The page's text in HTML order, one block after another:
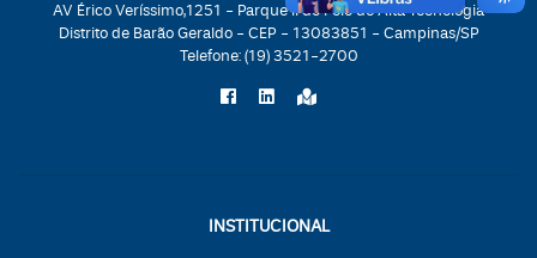
AV Érico Veríssimo,1251 - Parque II do Polo de Alta Tecnologia
Distrito de Barão Geraldo - CEP - 13083851 - Campinas/SP
Telefone: (19) 3521-2700
INSTITUCIONAL